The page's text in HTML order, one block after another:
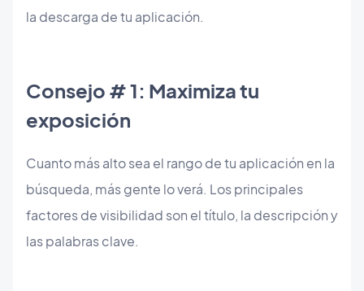
la descarga de tu aplicación.
Consejo # 1: Maximiza tu
exposición
Cuanto más alto sea el rango de tu aplicación en la
búsqueda, más gente lo verá. Los principales
factores de visibilidad son el título, la descripción y
las palabras clave.